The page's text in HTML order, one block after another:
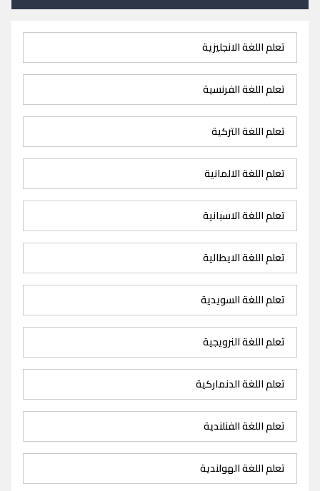
تعلم اللغة الانجليزية
تعلم اللغة الفرنسية
تعلم اللغة التركية
تعلم اللغة الالمانية
تعلم اللغة الاسبانية
تعلم اللغة الايطالية
تعلم اللغة السويدية
تعلم اللغة النرويجية
تعلم اللغة الدنماركية
تعلم اللغة الفنلندية
تعلم اللغة الهولندية